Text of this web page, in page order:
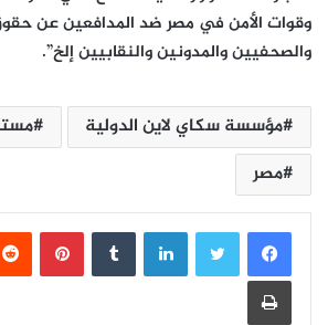
وقوات الأمن في مصر ضد المدافعين عن
والصحفيين والمدونين والنقابيين إلخ”.
مؤسسة سكاي لاين الدولية
مصر
لينكدإن
طباعة